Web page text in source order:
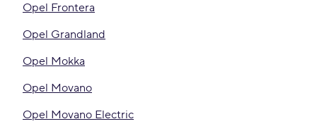
Opel Frontera
Opel Grandland
Opel Mokka
Opel Movano
Opel Movano Electric